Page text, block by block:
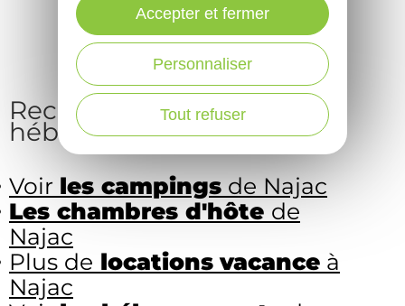
Recherches associées à
hébergements à Najac
Voir les campings de Najac
Les chambres d'hôte de
Najac
Plus de locations vacance à
Najac
Tout refuser
Personnaliser
Accepter et fermer